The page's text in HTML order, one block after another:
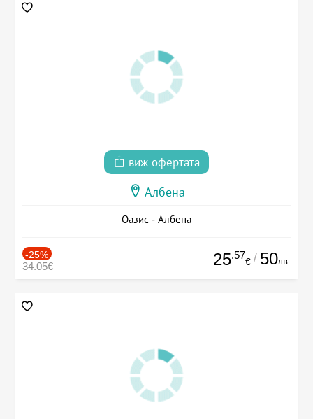
виж офертата
Албена
Оазис - Албена
-25%
34.05€ 25.57
€ / 50лв.